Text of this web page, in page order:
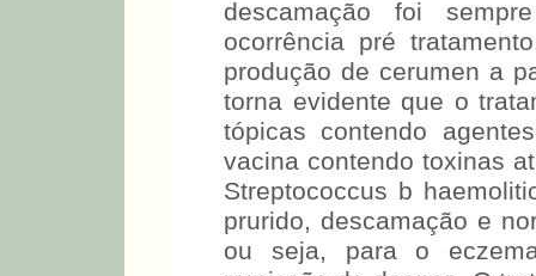
descamação foi
ocorrência pré
produção de cerumen a
torna evidente que o
tópicas contendo
vacina contendo toxinas
Streptococcus b
prurido, descamação e
ou seja, para o